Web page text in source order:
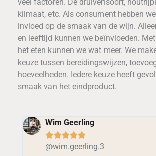
klimaat, etc. Als consument hebben
invloed op de smaak van de wijn.
en leeftijd kunnen we beïnvloeden.
het eten kunnen we wat meer. We
keuze tussen bereidingswijzen,
hoeveelheden. Iedere keuze heeft
smaak van het eindproduct.
Wim Geerling

@wim.geerling.3